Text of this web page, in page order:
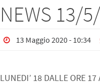
NEWS 13/
13 Maggio 2020 - 10:34
LUNEDI’ 18 DALLE ORE